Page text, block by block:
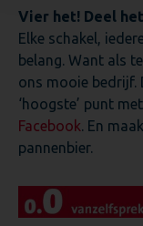
Vier het! Deel
Elke schakel,
belang. Want als
ons mooie bedrijf.
‘hoogste’ punt
Facebook. En
pannenbier.